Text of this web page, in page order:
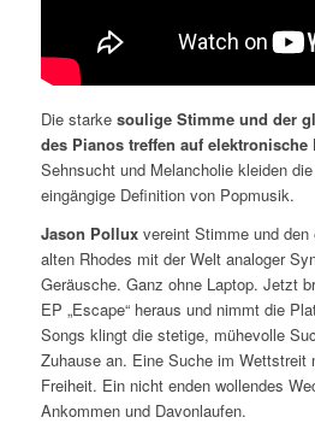
Die starke soulige Stimme und der
des Pianos treffen auf elektronische
Sehnsucht und Melancholie kleiden
eingängige Definition von Popmusik.
Jason Polluxvereint Stimme und den
alten Rhodes mit der Welt analoger
Geräusche. Ganz ohne Laptop. Jetzt
EP „Escape“ heraus und nimmt die
Songs klingt die stetige, mühevolle
Zuhause an. Eine Suche im Wettstreit
Freiheit. Ein nicht enden wollendes
Ankommen und Davonlaufen.